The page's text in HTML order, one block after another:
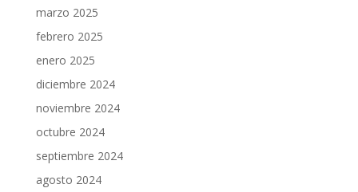
marzo 2025
febrero 2025
enero 2025
diciembre 2024
noviembre 2024
octubre 2024
septiembre 2024
agosto 2024